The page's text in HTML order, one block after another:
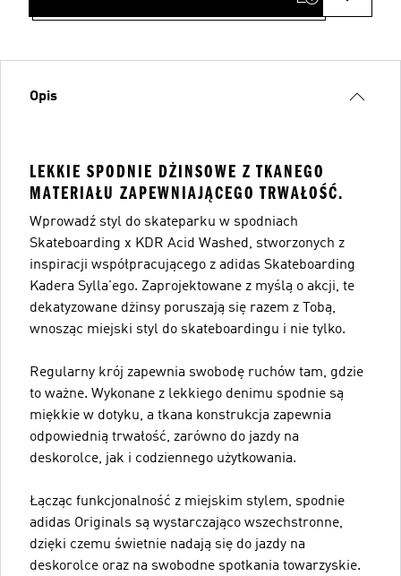
Opis
LEKKIE SPODNIE DŻINSOWE Z TKANEGO
MATERIAŁU ZAPEWNIAJĄCEGO TRWAŁOŚĆ.
Wprowadź styl do skateparku w spodniach
Skateboarding x KDR Acid Washed, stworzonych z
inspiracji współpracującego z adidas Skateboarding
Kadera Sylla'ego. Zaprojektowane z myślą o akcji, te
dekatyzowane dżinsy poruszają się razem z Tobą,
wnosząc miejski styl do skateboardingu i nie tylko.
Regularny krój zapewnia swobodę ruchów tam, gdzie
to ważne. Wykonane z lekkiego denimu spodnie są
miękkie w dotyku, a tkana konstrukcja zapewnia
odpowiednią trwałość, zarówno do jazdy na
deskorolce, jak i codziennego użytkowania.
Łącząc funkcjonalność z miejskim stylem, spodnie
adidas Originals są wystarczająco wszechstronne,
dzięki czemu świetnie nadają się do jazdy na
deskorolce oraz na swobodne spotkania towarzyskie.